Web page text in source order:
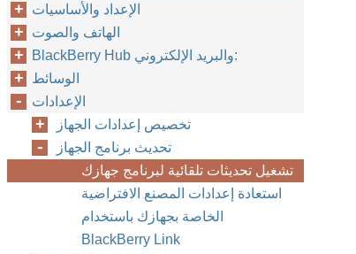
الإعداد والأساسيات
الهاتف والصوت
BlackBerry Hub والبريد الإلكتروني:
الوسائط
الإعدادات
تخصيص إعدادات الجهاز
تحديث برنامج الجهاز
تشغيل تحديثات تلقائية لبرنامج جهازك
استعادة إعدادات المصنع الافتراضية
الخاصة بجهازك باستخدام
BlackBerry Link